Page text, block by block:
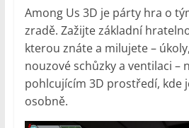
Among Us 3D je párty hra o
zradě. Zažijte základní
kterou znáte a milujete –
nouzové schůzky a ventilaci –
pohlcujícím 3D prostředí, kde
osobně.